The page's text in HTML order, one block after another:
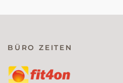
BÜRO ZEITEN